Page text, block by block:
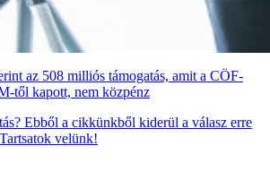
az 508 milliós támogatás, amit a CÖF-
től kapott, nem közpénz
Ebből a cikkünkből kiderül a válasz erre
velünk!